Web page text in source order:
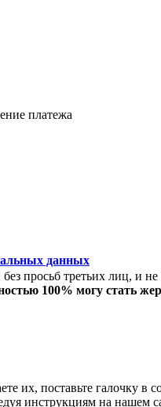
платежа
данных
просьб третьих лиц, и
100% могу стать
их, поставьте галочку
инструкциям на нашем